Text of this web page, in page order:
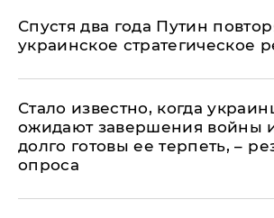
Спустя два года Путин
украинское стратегическое
Стало известно, когда
ожидают завершения войны
долго готовы ее терпеть, –
опроса